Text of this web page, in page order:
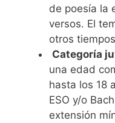
de poesía la
versos. El
otros
Categoría
una edad
hasta los 18
ESO y/o
extensión